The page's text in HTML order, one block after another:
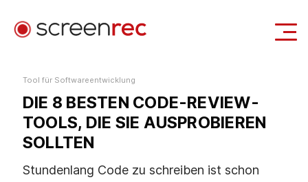
Anmelden Kostenlos Herunterladen
Tool für Softwareentwicklung
DIE 8 BESTEN CODE-REVIEW-
TOOLS, DIE SIE AUSPROBIEREN
SOLLTEN
Stundenlang Code zu schreiben ist schon